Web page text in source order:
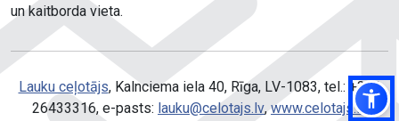
un kaitborda vieta.
Lauku ceļotājs, Kalnciema iela 40, Rīga, LV-1083, tel.: +371
26433316, e-pasts: lauku@celotajs.lv,www.celotajs.lv